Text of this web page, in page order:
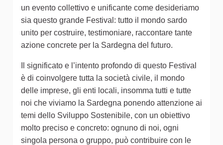
un evento collettivo e unificante come desideriamo
sia questo grande Festival: tutto il mondo sardo
unito per costruire, testimoniare, raccontare tante
azione concrete per la Sardegna del futuro.
Il significato e l’intento profondo di questo Festival
è di coinvolgere tutta la società civile, il mondo
delle imprese, gli enti locali, insomma tutti e tutte
noi che viviamo la Sardegna ponendo attenzione ai
temi dello Sviluppo Sostenibile, con un obiettivo
molto preciso e concreto: ognuno di noi, ogni
singola persona o gruppo, può contribuire con le